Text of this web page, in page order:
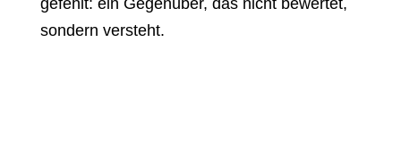
sondern versteht.